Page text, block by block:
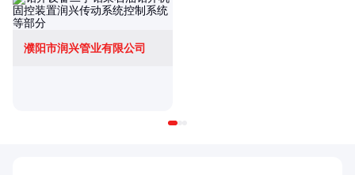
濮阳市润兴管业有限公司